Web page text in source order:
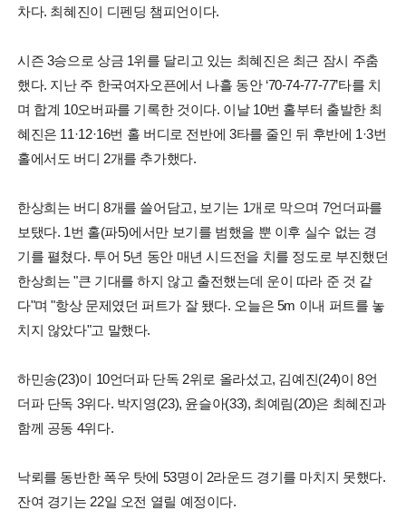
차다. 최혜진이 디펜딩 챔피언이다.
시즌 3승으로 상금 1위를 달리고 있는 최혜진은 최근 잠시 주춤
했다. 지난 주 한국여자오픈에서 나흘 동안 ‘70-74-77-77’타를 치
며 합계 10오버파를 기록한 것이다. 이날 10번 홀부터 출발한 최
혜진은 11·12·16번 홀 버디로 전반에 3타를 줄인 뒤 후반에 1·3번
홀에서도 버디 2개를 추가했다.
한상희는 버디 8개를 쓸어담고, 보기는 1개로 막으며 7언더파를
보탰다. 1번 홀(파5)에서만 보기를 범했을 뿐 이후 실수 없는 경
기를 펼쳤다. 투어 5년 동안 매년 시드전을 치를 정도로 부진했던
한상희는 "큰 기대를 하지 않고 출전했는데 운이 따라 준 것 같
다"며 "항상 문제였던 퍼트가 잘 됐다. 오늘은 5m 이내 퍼트를 놓
치지 않았다"고 말했다.
하민송(23)이 10언더파 단독 2위로 올라섰고, 김예진(24)이 8언
더파 단독 3위다. 박지영(23), 윤슬아(33), 최예림(20)은 최혜진과
함께 공동 4위다.
낙뢰를 동반한 폭우 탓에 53명이 2라운드 경기를 마치지 못했다.
잔여 경기는 22일 오전 열릴 예정이다.